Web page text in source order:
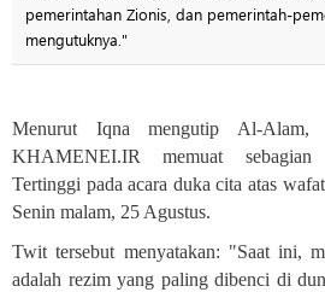
pemerintahan Zionis, dan pemerintah-
mengutuknya."
Menurut Iqna mengutip Al-Alam,
KHAMENEI.IR memuat sebagian
Tertinggi pada acara duka cita atas
Senin malam, 25 Agustus.
Twit tersebut menyatakan: "Saat ini,
adalah rezim yang paling dibenci di